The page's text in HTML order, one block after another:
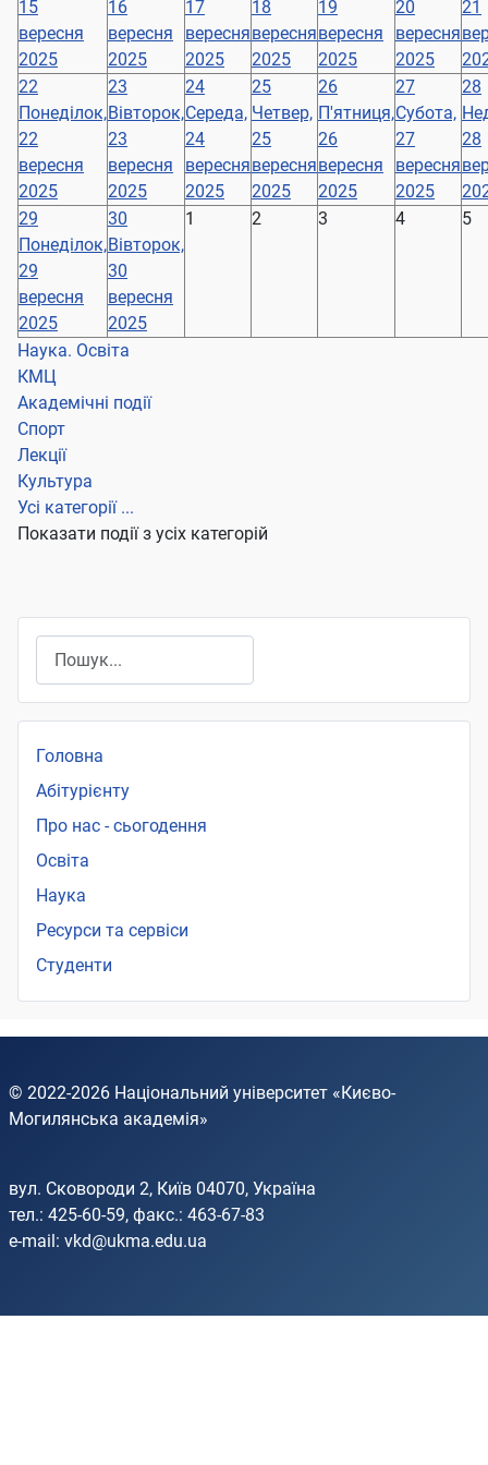
15
вересня
2025
16
вересня
2025
17
вересня
2025
18
вересня
2025
19
вересня
2025
20
вересня
2025
21
22
Понеділок,
22
вересня
2025
23
Вівторок,
23
вересня
2025
24
Середа,
24
вересня
2025
25
Четвер,
25
вересня
2025
26
П'ятниця,
26
вересня
2025
27
Субота,
27
вересня
2025
28
28
29
Понеділок,
29
вересня
2025
30
Вівторок,
30
вересня
2025
1 2 3 4 5
Наука. Освіта
КМЦ
Академічні події
Спорт
Лекції
Культура
Усі категорії ...
Показати події з усіх категорій
Головна
Абітурієнту
Про нас - сьогодення
Освіта
Наука
Ресурси та сервіси
Студенти
© 2022-2026 Національний університет «Києво-
Могилянська академія»
вул. Сковороди 2, Київ 04070, Україна
тел.: 425-60-59, факс.: 463-67-83
e-mail: vkd@ukma.edu.ua